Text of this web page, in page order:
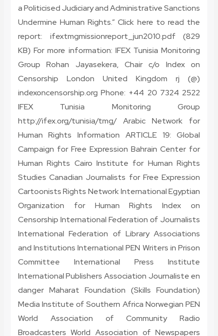
a Politicised Judiciary and Administrative Sanctions
Undermine Human Rights.” Click here to read the
report: ifextmgmissionreport_jun2010.pdf (829
KB) For more information: IFEX Tunisia Monitoring
Group Rohan Jayasekera, Chair c/o Index on
Censorship London United Kingdom rj (@)
indexoncensorship.org Phone: +44 20 7324 2522
IFEX Tunisia Monitoring Group
http://ifex.org/tunisia/tmg/ Arabic Network for
Human Rights Information ARTICLE 19: Global
Campaign for Free Expression Bahrain Center for
Human Rights Cairo Institute for Human Rights
Studies Canadian Journalists for Free Expression
Cartoonists Rights Network International Egyptian
Organization for Human Rights Index on
Censorship International Federation of Journalists
International Federation of Library Associations
and Institutions International PEN Writers in Prison
Committee International Press Institute
International Publishers Association Journaliste en
danger Maharat Foundation (Skills Foundation)
Media Institute of Southern Africa Norwegian PEN
World Association of Community Radio
Broadcasters World Association of Newspapers